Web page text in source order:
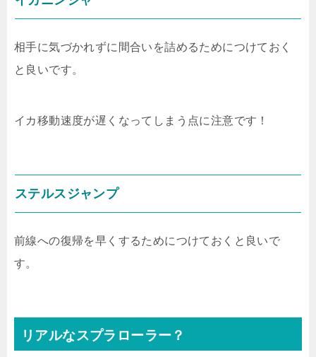
相手に気づかれずに間合いを詰めるためにつけておく
と良いです。
イカ移動速度が遅くなってしまう点に注意です！
ステルスジャンプ
前線への復帰を早くするためにつけておくと良いで
す。
リアルなスプラローラー？